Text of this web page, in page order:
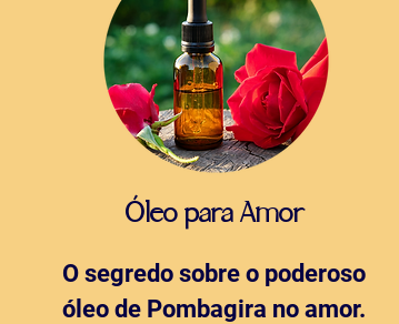
Óleo para Amor
O segredo sobre o poderoso
óleo de Pombagira no amor.